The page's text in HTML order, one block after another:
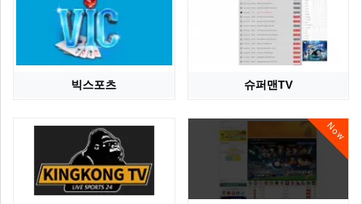
빅스포츠 슈퍼맨TV
Now